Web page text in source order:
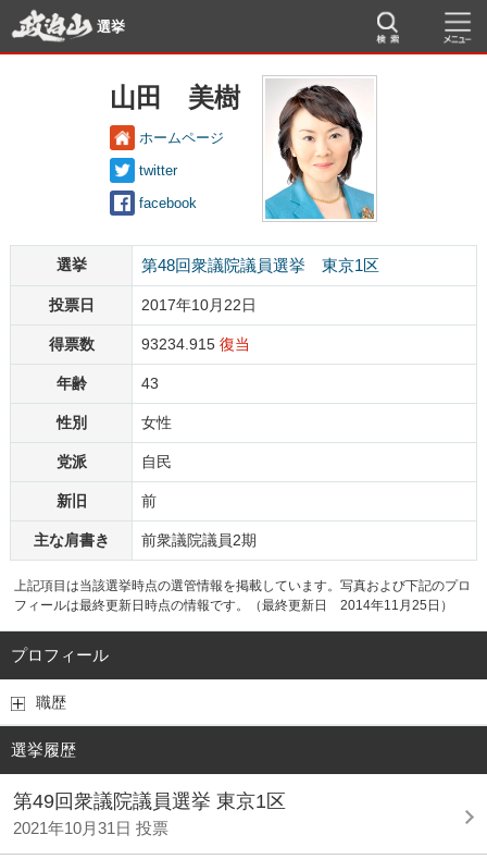
選挙
山田 美樹
ホームページ
twitter
facebook
選挙 第48回衆議院議員選挙 東京1区
投票日 2017年10月22日
得票数 93234.915 復当
年齢 43
性別 女性
党派 自民
新旧 前
主な肩書き 前衆議院議員2期
上記項目は当該選挙時点の選管情報を掲載しています。写真および下記のプロ
フィールは最終更新日時点の情報です。（最終更新日 2014年11月25日）
プロフィール
職歴
選挙履歴
第49回衆議院議員選挙 東京1区
2021年10月31日 投票